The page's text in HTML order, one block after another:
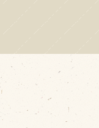
知らせ
客様の声
リジナル投稿レシピ
勝帯広の観光